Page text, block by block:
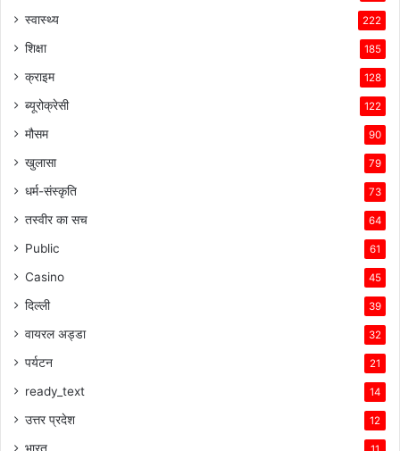
स्वास्थ्य 222
शिक्षा 185
क्राइम 128
ब्यूरोक्रेसी 122
मौसम 90
खुलासा 79
धर्म-संस्कृति 73
तस्वीर का सच 64
Public 61
Casino 45
दिल्ली 39
वायरल अड्डा 32
पर्यटन 21
ready_text 14
उत्तर प्रदेश 12